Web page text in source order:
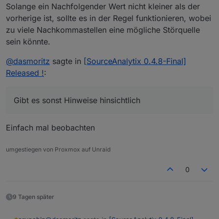
Auf diesem Datenpunkt ist dann SA aktiviert.
Danke,
Solange ein Nachfolgender Wert nicht kleiner als der
vorherige ist, sollte es in der Regel funktionieren, wobei
zu viele Nachkommastellen eine mögliche Störquelle
sein könnte.
@dasmoritz sagte in [SourceAnalytix 0.4.8-Final]
Released !:
Gibt es sonst Hinweise hinsichtlich
Einfach mal beobachten
umgestiegen von Proxmox auf Unraid
0
9 Tagen später